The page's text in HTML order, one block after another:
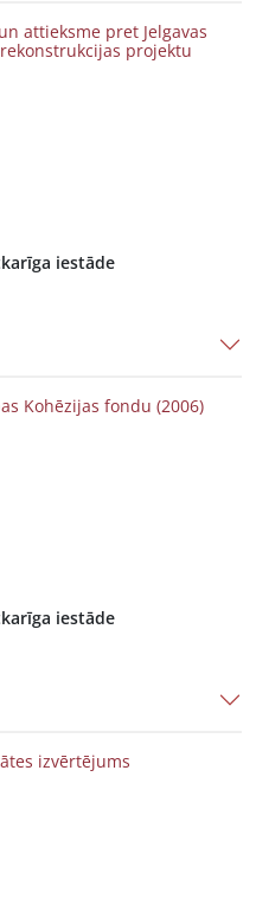
attieksme pret Jelgavas
projektu
iestāde
Kohēzijas fondu (2006)
iestāde
izvērtējums